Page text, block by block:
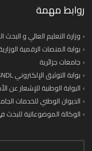
روابط مهمة
وزارة التعليم العالي و
بوابة المنصات الرقمية
جامعات جزائرية
بوابة التوثيق الإلكتروني SNDL
البوابة الوطنية للإشعار عن
الديوان الوطني للخدمات
الوكالة الموضوعاتية للبحث